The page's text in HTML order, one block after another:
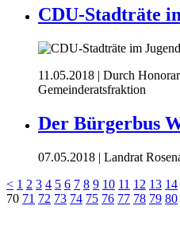
CDU-Stadträte
11.05.2018 | Durch
Gemeinderatsfraktion
Der Bürgerbus
07.05.2018 | Landrat
< 1 2 3 4 5 6 7 8 9 10 11 12 13 14
70 71 72 73 74 75 76 77 78 79 80